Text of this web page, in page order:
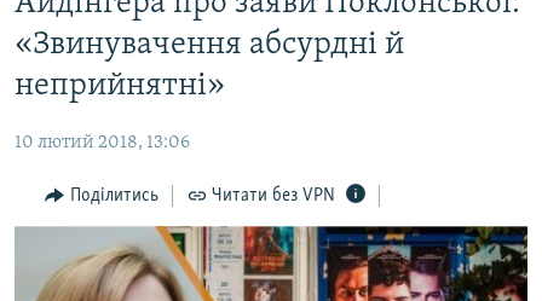
Перейти
до
основної
Перейти
пошуку
ВІДЕО ТА ФОТО
ПОЛІТИКА
ІНТЕРВ'Ю
ВСЕ ЗА ДЕНЬ
СПЕЦПРОЕКТИ
«Звинувачення абсурдні й
неприйнятні»
10 лютий 2018, 13:06
Поділитись Читати без VPN